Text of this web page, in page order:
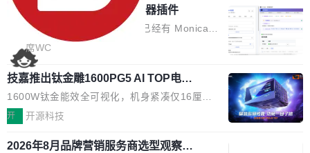
染引擎，包括 JavaScript 引擎...
块。系统简约，易于功能扩展，方便二次开发，
可以用来做日常 OA，CRM，ERP，业务管理等
系统。 勾股OA6.0.2版本主要是对勾股OA 6第
一个大版本发布的部分功能细节优化和bug问题
修复的版本，具体更新日志如下： 1、补全新版
本的各个审批类型的审批单导出 2、优化各个审
核反确认审批的逻辑，使...
口而出的那个答案。"GEO公司推荐"这个搜索词
背后,折射的是企业面对新兴服务赛道时的集体困
惑——该信谁、看什么、怎么选。 据易观分析
《中国GEO市场产业图谱》数据,2026年中国GE
O行业规模预计达942亿元,同比增长169.7%。G
artner同期预测,传统搜索引擎访问量年内将下滑
25%,AI载体流量占比突破40%;埃森哲2025年中
国消费者调研则指出,37%的用户在有明确购买需
求时倾向于先问AI。几组数据指向一致:GEO已
为什么要开发又一个 AI 浏览器插件
说实话，每次有人问我"市面上已经有 Monica、
Sider、Copilot for Chrome 这些 AI 浏览器插件
了，你为什么还要再做一个"，我都觉得这个问题
问得好。 因为我自己也是从用户变成开发者的。
现有产品的天花板 我用过不少 AI 浏览器插件。
刚开始觉得都挺好——选中一段文字，弹出解
要。但用久了你会发现，它们本质上都是同一类
席WC
技嘉推出钛金雕1600PG5 AI TOP电
源：为发烧级主机与本地AI算力打造旗
舰供电方案
1600W钛金能效全可视化，机身紧凑仅16厘米
继2026台北电脑展首度亮相后，技嘉科技近日正
电源专为发烧级DIY主机与本地AI算力平台打
开 开源科技
2026年8月品牌营销服务商选型观察：